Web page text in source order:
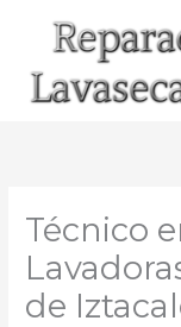
Técnico
de